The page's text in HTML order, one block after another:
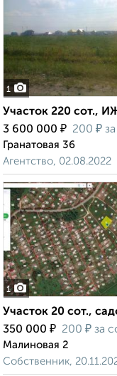
1
Участок 220 сот.,
3 600 000 ₽ 200 ₽
Гранатовая 36
Агентство, 02.08.2022
1
Участок 20 сот.,
350 000 ₽ 200 ₽ за
Малиновая 2
Собственник,